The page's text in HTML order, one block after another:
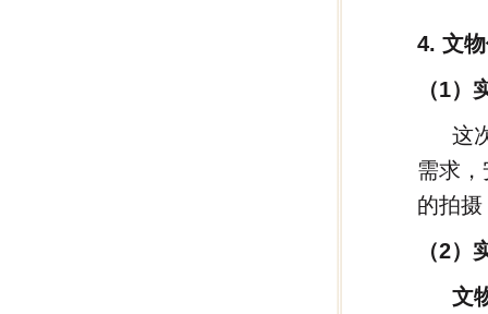
4. 文
（1）
这
需求
的拍
（2）
文